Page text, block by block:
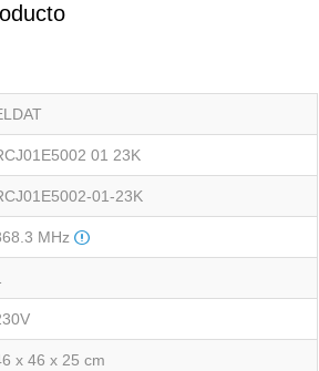
01 23K
01-23K
MHz
x 46 x 25 cm